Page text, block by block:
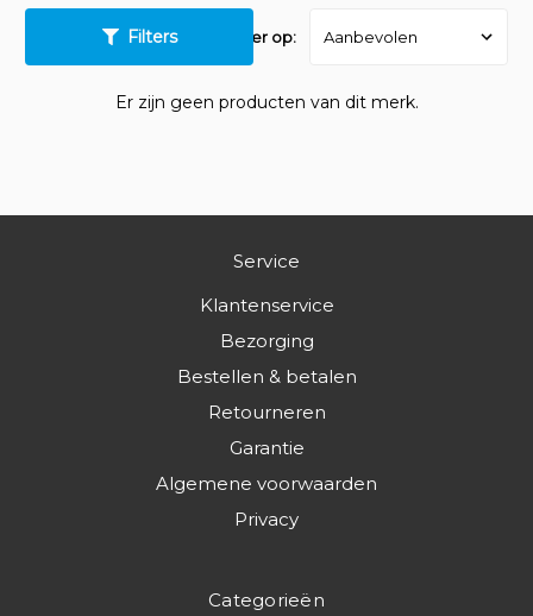
Filters Sorteer op:
Er zijn geen producten van dit merk.
Service
Klantenservice
Bezorging
Bestellen & betalen
Retourneren
Garantie
Algemene voorwaarden
Privacy
Categorieën